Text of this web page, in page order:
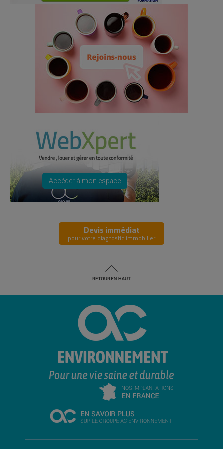
Accéder à mon espace
Devis immédiat
pour votre diagnostic immobilier